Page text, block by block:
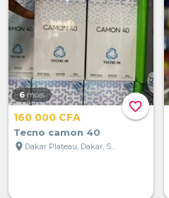
favorite_border
6 mois
160 000 CFA
Tecno camon 40
location_on
Dakar Plateau, Dakar, Sénégal